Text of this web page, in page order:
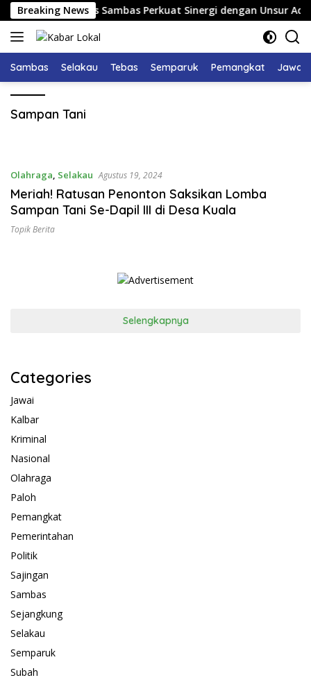
Langsung
ke
konten
Breaking NewsPolres Sambas Perkuat Sinergi dengan Unsur Adat
Sambas Selakau Tebas Semparuk Pemangkat Jawai
Sampan Tani
Olahraga, Selakau Agustus 19, 2024
Meriah! Ratusan Penonton Saksikan Lomba
Sampan Tani Se-Dapil III di Desa Kuala
Topik Berita
Selengkapnya
Categories
Jawai
Kalbar
Kriminal
Nasional
Olahraga
Paloh
Pemangkat
Pemerintahan
Politik
Sajingan
Sambas
Sejangkung
Selakau
Semparuk
Subah